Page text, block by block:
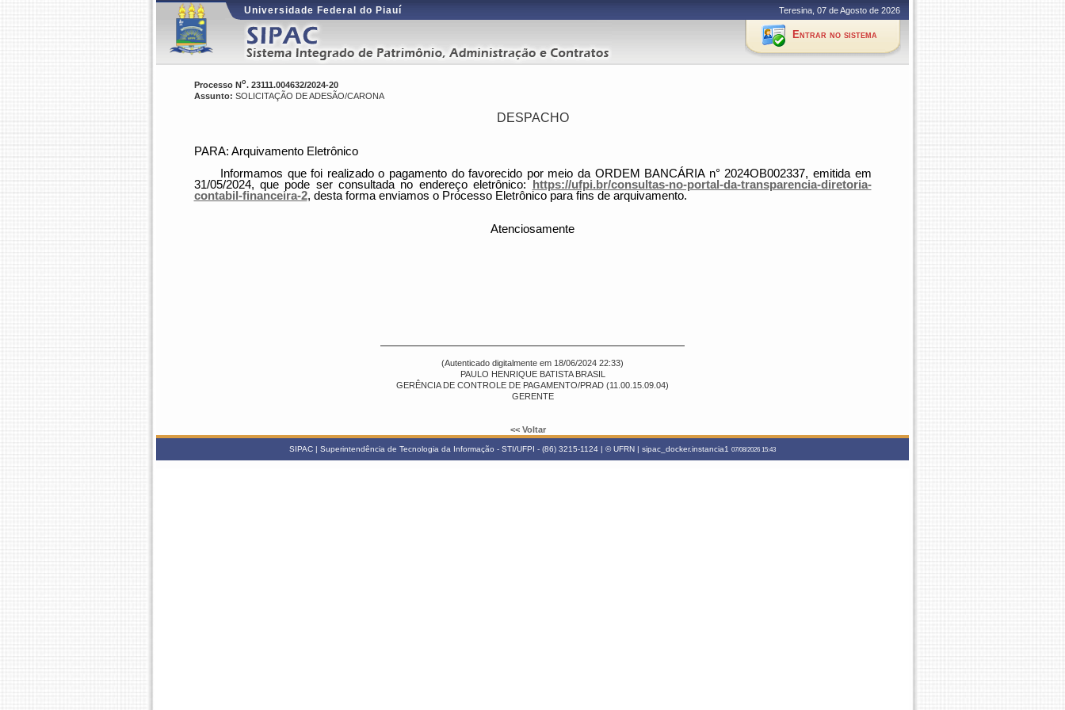
Universidade Federal do Piauí Teresina, 07 de Agosto de 2026
Entrar no sistema
Processo No. 23111.004632/2024-20
Assunto: SOLICITAÇÃO DE ADESÃO/CARONA
DESPACHO
PARA: Arquivamento Eletrônico
Informamos que foi realizado o pagamento do favorecido por meio da ORDEM BANCÁRIA n° 2024OB002337, emitida em
31/05/2024, que pode ser consultada no endereço eletrônico:
https://ufpi.br/consultas-no-portal-da-transparencia-diretoria-
contabil-financeira-2, desta forma enviamos o Processo Eletrônico para fins de arquivamento.
Atenciosamente
(Autenticado digitalmente em 18/06/2024 22:33)
PAULO HENRIQUE BATISTA BRASIL
GERÊNCIA DE CONTROLE DE PAGAMENTO/PRAD (11.00.15.09.04)
GERENTE
<< Voltar
SIPAC | Superintendência de Tecnologia da Informação - STI/UFPI - (86) 3215-1124 | © UFRN | sipac_docker.instancia1 07/08/2026 15:43